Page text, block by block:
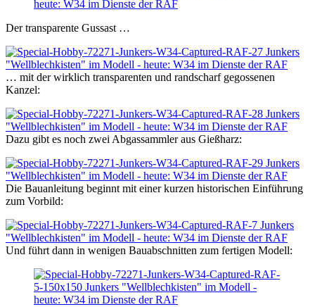
Der transparente Gussast …
… mit der wirklich transparenten und randscharf gegossenen
Kanzel:
Dazu gibt es noch zwei Abgassammler aus Gießharz:
Die Bauanleitung beginnt mit einer kurzen historischen Einführung
zum Vorbild:
Und führt dann in wenigen Bauabschnitten zum fertigen Modell: